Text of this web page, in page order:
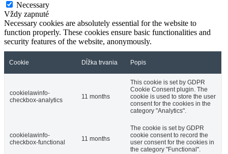
Necessary
Vždy zapnuté
Necessary cookies are absolutely essential for the website to
function properly. These cookies ensure basic functionalities and
security features of the website, anonymously.
Cookie Dĺžka trvania Popis
cookielawinfo-
checkbox-analytics
11 months
This cookie is set by GDPR
Cookie Consent plugin. The
cookie is used to store the user
consent for the cookies in the
category "Analytics".
cookielawinfo-
checkbox-functional
11 months
The cookie is set by GDPR
cookie consent to record the
user consent for the cookies in
the category "Functional".